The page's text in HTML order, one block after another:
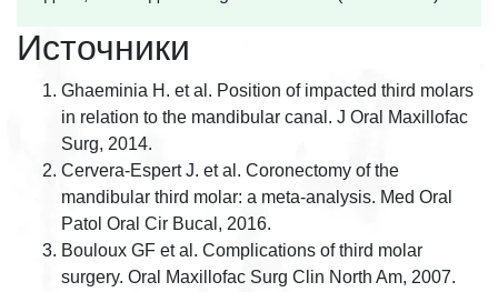
Источники
Ghaeminia H. et al. Position of impacted third molars
in relation to the mandibular canal. J Oral Maxillofac
Surg, 2014.
Cervera-Espert J. et al. Coronectomy of the
mandibular third molar: a meta-analysis. Med Oral
Patol Oral Cir Bucal, 2016.
Bouloux GF et al. Complications of third molar
surgery. Oral Maxillofac Surg Clin North Am, 2007.